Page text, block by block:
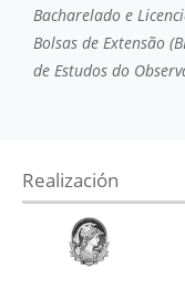
Bacharelado e
Bolsas de Extensão
de Estudos do
Realización